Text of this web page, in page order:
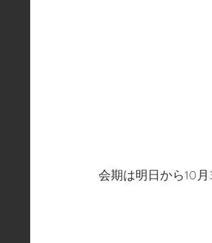
会期は明日から10月